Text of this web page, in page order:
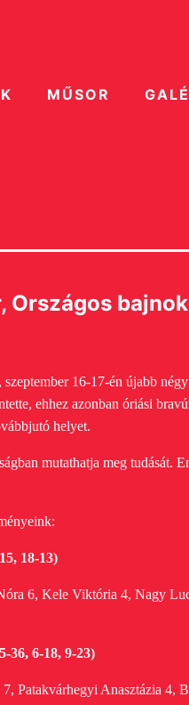
MŰSOR
16-17-én újabb
ehhez azonban óriási
helyet.
mutathatja meg tudását.
18-13)
6, Kele Viktória 4, Nagy
36, 6-18, 9-23)
Patakvárhegyi Anasztázia 4,